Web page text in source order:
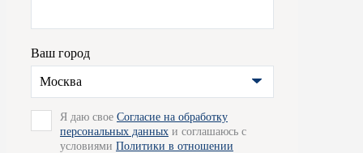
Ваш город
Москва
Я даю свое Согласие на обработку
персональных данных и соглашаюсь с
условиями Политики в отношении